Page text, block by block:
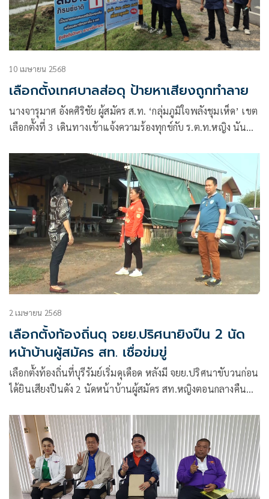
10 เมษายน 2568
เลือกตั้งเทศบาลส่อดุ ป้ายหาเสียงถูกทำลาย
นางจารุมาศ อังคศิริชัย ผู้สมัคร ส.ท. ‘กลุ่มภูมิใจพลังชุมเห็ด’ เขต
เลือกตั้งที่ 3 เดินทางเข้าแจ้งความร้องทุกข์กับ ร.ต.ท.หญิง นันทิ
ภาพจากกล้องวงจรปิด
2 เมษายน 2568
เลือกตั้งท้องถิ่นดุ จยย.ปริศนายิงปืน 2 นัด
หน้าบ้านผู้สมัคร สท. เชื่อข่มขู่
เลือกตั้งท้องถิ่นที่บุรีรัมย์เริ่มดุเดือด หลังมี จยย.ปริศนาขับวนก่อน
ได้ยินเสียงปืนดัง 2 นัดหน้าบ้านผู้สมัคร สท.หญิงตอนกลางคืน
ข่มขู่ให้เกิดความกลัวและให้ถอนตัว